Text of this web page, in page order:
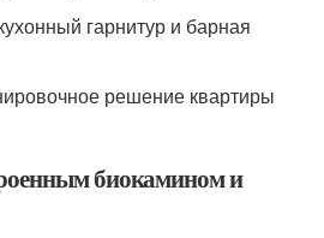
гарнитур и барная
решение квартиры
биокамином и